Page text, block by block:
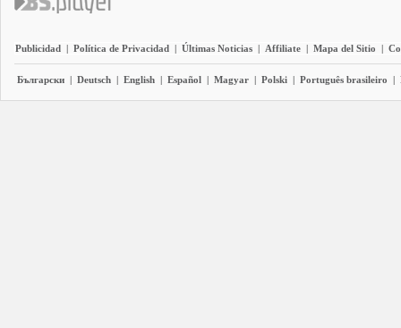
Publicidad | Política de Privacidad | Últimas Noticias | Affiliate | Mapa del Sitio |
Български | Deutsch | English | Español | Magyar | Polski | Português brasileiro |